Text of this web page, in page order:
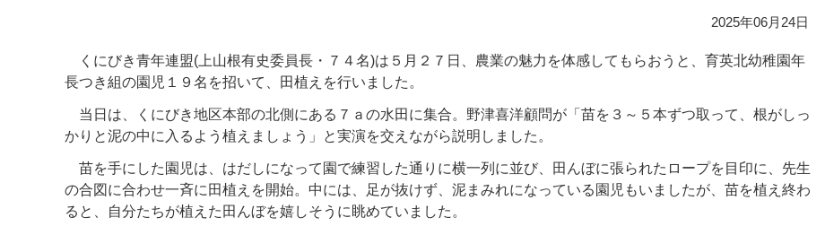
2025年06月24日
くにびき青年連盟( 上山根有史委員長・７４名)は５月２７日、農業の魅力を体感してもらおうと、育英北幼稚園年
長つき組の園児１９名を招いて、田植えを行いました。
当日は、くにびき地区本部の北側にある７ａの水田に集合。野津喜洋顧問が「苗を３～５本ずつ取って、根がしっ
かりと泥の中に入るよう植えましょう」と実演を交えながら説明しました。
苗を手にした園児は、はだしになって園で練習した通りに横一列に並び、田んぼに張られたロープを目印に、先生
の合図に合わせ一斉に田植えを開始。中には、足が抜けず、泥まみれになっている園児もいましたが、苗を植え終わ
ると、自分たちが植えた田んぼを嬉しそうに眺めていました。